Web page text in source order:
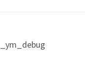
_ym_debug